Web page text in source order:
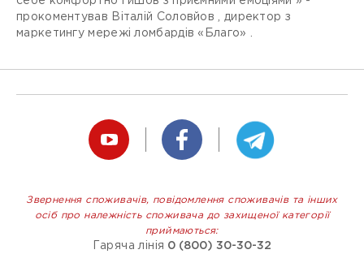
прокоментував Віталій Соловйов , директор з
маркетингу мережі ломбардів «Благо» .
Звернення споживачів, повідомлення споживачів та інших
осіб про належність споживача до захищеної категорії
приймаються:
Гаряча лінія 0 (800) 30-30-32